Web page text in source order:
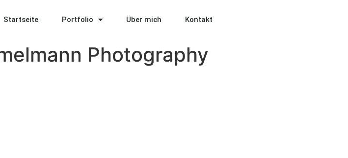
Startseite Portfolio Über mich Kontakt
Photography